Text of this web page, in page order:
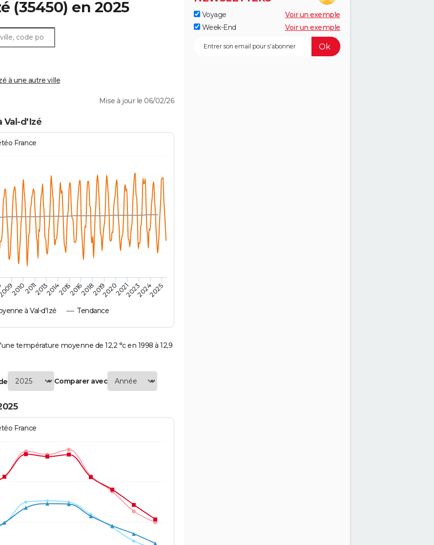
(35450) en 2025
à une autre ville
Mise à jour le 06/02/26
Val-d'Izé
France
à Val-d'Izé Tendance
2014
201020112013 201520162018201920202021202320242025
température moyenne de 12,2 °c en 1998 à 12,9
Comparer avec
France
Voyage
Voir un exemple
Week-End
Voir un exemple